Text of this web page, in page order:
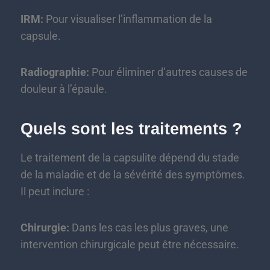
IRM: Pour visualiser l’inflammation de la
capsule.
Radiographie: Pour éliminer d’autres causes de
douleur à l’épaule.
Quels sont les traitements ?
Le traitement de la capsulite dépend du stade
de la maladie et de la sévérité des symptômes.
Il peut inclure :
Chirurgie: Dans les cas les plus graves, une
intervention chirurgicale peut être nécessaire.